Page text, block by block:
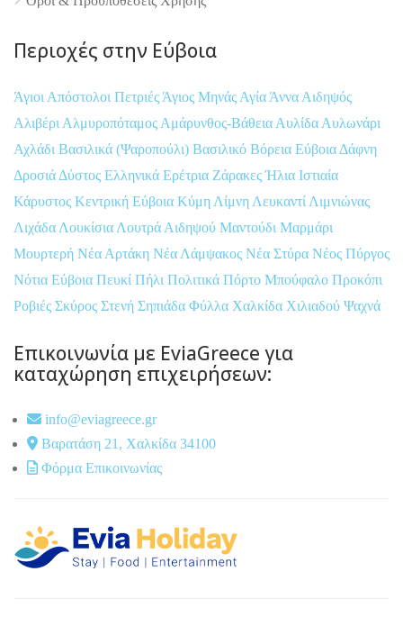
Περιοχές στην Εύβοια
Άγιοι Απόστολοι Πετριές Άγιος Μηνάς Αγία Άννα Αιδηψός
Αλιβέρι Αλμυροπόταμος Αμάρυνθος-Βάθεια Αυλίδα Αυλωνάρι
Αχλάδι Βασιλικά (Ψαροπούλι) Βασιλικό Βόρεια Εύβοια Δάφνη
Δροσιά Δύστος Ελληνικά Ερέτρια ΖάρακεςΉλια Ιστιαία
Κάρυστος Κεντρική Εύβοια Κύμη Λίμνη Λευκαντί Λιμνιώνας
Λιχάδα Λουκίσια Λουτρά Αιδηψού Μαντούδι Μαρμάρι
Μουρτερή Νέα Αρτάκη Νέα Λάμψακος Νέα Στύρα Νέος Πύργος
Νότια Εύβοια Πευκί Πήλι Πολιτικά Πόρτο Μπούφαλο Προκόπι
Ροβιές Σκύρος Στενή Σηπιάδα Φύλλα Χαλκίδα Χιλιαδού Ψαχνά
Επικοινωνία με EviaGreece για
καταχώρηση επιχειρήσεων:
info@eviagreece.gr
Βαρατάση 21, Χαλκίδα 34100
Φόρμα Επικοινωνίας